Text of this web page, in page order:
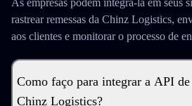
As empresas podem integrá-la em seus
rastrear remessas da Chinz Logistics,
aos clientes e monitorar o processo de
Como faço para integrar a API de
Chinz Logistics?